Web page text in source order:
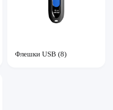
Флешки USB (8)